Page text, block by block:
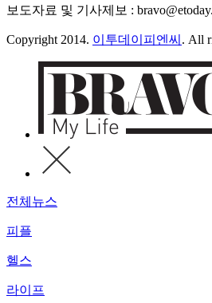
보도자료 및 기사제보 :
Copyright 2014. 이투데이피엔씨 . All
전체뉴스
피플
헬스
라이프